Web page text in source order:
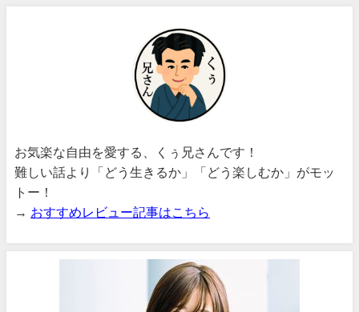
お気楽な自由を愛する、くぅ兄さんです！
難しい話より「どう生きるか」「どう楽しむか」がモッ
トー！
→ おすすめレビュー記事はこちら